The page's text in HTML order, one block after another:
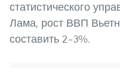
статистического
Лама, рост ВВП
составить 2–3%.